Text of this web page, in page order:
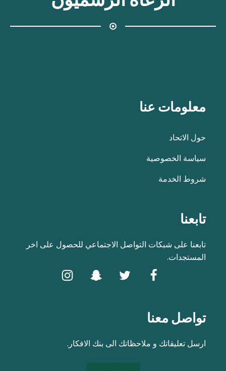
معلومات عنا
حول الاتحاد
سياسة الخصوصية
شروط الخدمة
تابعنا
تابعنا على شبكات التواصل الاجتماعي للحصول على اخر
المستجدات.
تواصل معنا
ارسل تعليقاتك و ملاحظاتك الى بنك الافكار.